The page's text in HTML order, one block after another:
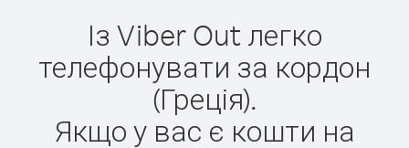
Із Viber Out легко
телефонувати за кордон
(Греція).
Якщо у вас є кошти на